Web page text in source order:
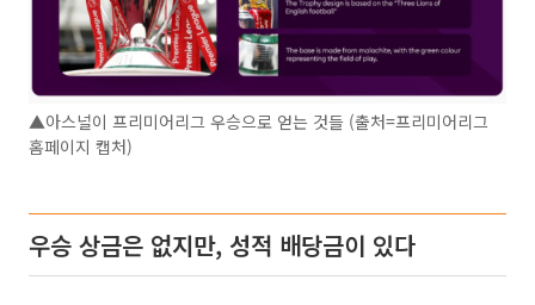
▲아스널이 프리미어리그 우승으로 얻는 것들 (출처=프리미어리그
홈페이지 캡처)
우승 상금은 없지만, 성적 배당금이 있다